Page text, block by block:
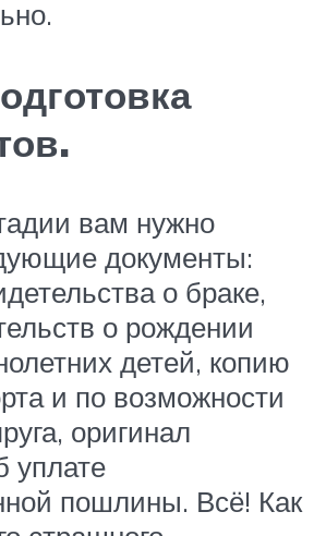
вам нужно
документы:
о браке,
о рождении
детей, копию
и по возможности
оригинал
уплате
пошлины. Всё! Как